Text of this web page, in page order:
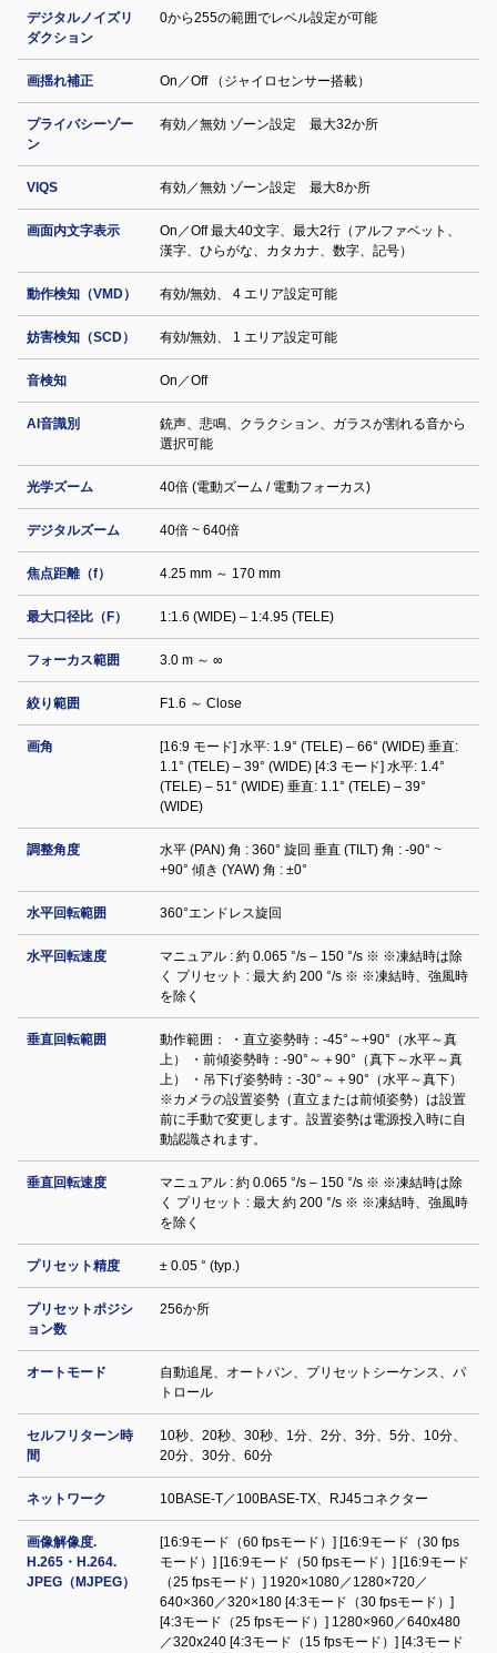
デジタルノイズリ
ダクション
0から255の範囲でレベル設定が可能
画揺れ補正 On／Off （ジャイロセンサー搭載）
プライバシーゾー
ン
有効／無効 ゾーン設定 最大32か所
VIQS 有効／無効 ゾーン設定 最⼤8か所
画面内文字表示
On／Off 最大40文字、最大2行（アルファベット、
漢字、ひらがな、カタカナ、数字、記号）
動作検知（VMD） 有効/無効、 4 エリア設定可能
妨害検知（SCD） 有効/無効、 1 エリア設定可能
音検知 On／Off
AI音識別
銃声、悲鳴、クラクション、ガラスが割れる音から
選択可能
光学ズーム 40倍 (電動ズーム / 電動フォーカス)
デジタルズーム 40倍 ~ 640倍
焦点距離（f） 4.25 mm ～ 170 mm
最大口径比（F） 1:1.6 (WIDE) – 1:4.95 (TELE)
フォーカス範囲 3.0 m ～ ∞
絞り範囲 F1.6 ～ Close
画角
[16:9 モード] 水平: 1.9° (TELE) – 66° (WIDE) 垂直:
1.1° (TELE) – 39° (WIDE) [4:3 モード] 水平: 1.4°
(TELE) – 51° (WIDE) 垂直: 1.1° (TELE) – 39°
(WIDE)
調整⾓度
水平 (PAN) 角 : 360° 旋回 垂直 (TILT) 角 : -90° ~
+90° 傾き (YAW) 角 : ±0°
水平回転範囲 360°エンドレス旋回
水平回転速度
マニュアル : 約 0.065 °/s – 150 °/s ※ ※凍結時は除
く プリセット : 最大 約 200 °/s ※ ※凍結時、強風時
を除く
垂直回転範囲
動作範囲： ・直立姿勢時：-45°～+90°（水平～真
上） ・前傾姿勢時：-90°～＋90°（真下～水平～真
上） ・吊下げ姿勢時：-30°～＋90°（水平～真下）
※カメラの設置姿勢（直立または前傾姿勢）は設置
前に手動で変更します。設置姿勢は電源投入時に自
動認識されます。
垂直回転速度
マニュアル : 約 0.065 °/s – 150 °/s ※ ※凍結時は除
く プリセット : 最大 約 200 °/s ※ ※凍結時、強風時
を除く
プリセット精度 ± 0.05 ° (typ.)
プリセットポジシ
ョン数
256か所
オートモード
自動追尾、オートパン、プリセットシーケンス、パ
トロール
セルフリターン時
間
10秒、20秒、30秒、1分、2分、3分、5分、10分、
20分、30分、60分
ネットワーク 10BASE-T／100BASE-TX、RJ45コネクター
画像解像度.
H.265・H.264.
JPEG（MJPEG）
[16:9モード（60 fpsモード）] [16:9モード（30 fps
モード）] [16:9モード（50 fpsモード）] [16:9モード
（25 fpsモード）] 1920×1080／1280×720／
640×360／320×180 [4:3モード（30 fpsモード）]
[4:3モード（25 fpsモード）] 1280×960／640x480
／320x240 [4:3モード（15 fpsモード）] [4:3モード